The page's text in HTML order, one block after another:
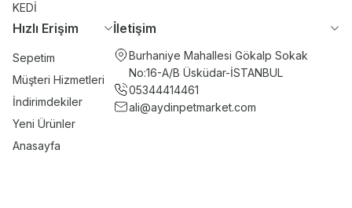
KEDİ
Hızlı Erişim
Sepetim
Müşteri Hizmetleri
İndirimdekiler
Yeni Ürünler
Anasayfa
İletişim
Burhaniye Mahallesi Gökalp Sokak
No:16-A/B Üsküdar-İSTANBUL
05344414461
ali@aydinpetmarket.com